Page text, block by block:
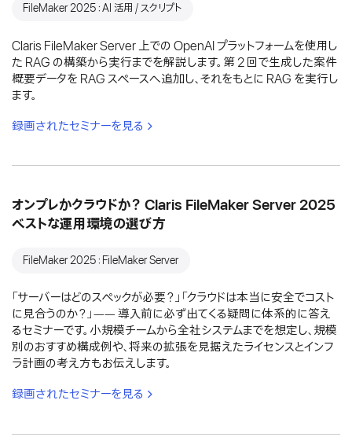
FileMaker 2025：AI 活用 / スクリプト
Claris FileMaker Server 上での OpenAI プラットフォームを使用し
た RAG の構築から実行までを解説します。第 2 回で生成した案件
概要データを RAG スペースへ追加し、それをもとに RAG を実行し
ます。
録画されたセミナーを見る
オンプレかクラウドか？ Claris FileMaker Server 2025
ベストな運用環境の選び方
FileMaker 2025：FileMaker Server
「サーバーはどのスペックが必要？」「クラウドは本当に安全でコスト
に見合うのか？」―― 導入前に必ず出てくる疑問に体系的に答え
るセミナーです。小規模チームから全社システムまでを想定し、規模
別のおすすめ構成例や、将来の拡張を見据えたライセンスとインフ
ラ計画の考え方もお伝えします。
録画されたセミナーを見る